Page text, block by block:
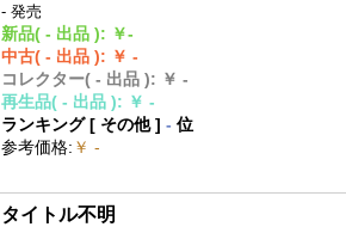
- 発売
新品( - 出品 ): ￥-
中古( - 出品 ): ￥ -
コレクター( - 出品 ): ￥ -
再生品( - 出品 ): ￥ -
ランキング [ その他]- 位
参考価格: ￥ -
タイトル不明